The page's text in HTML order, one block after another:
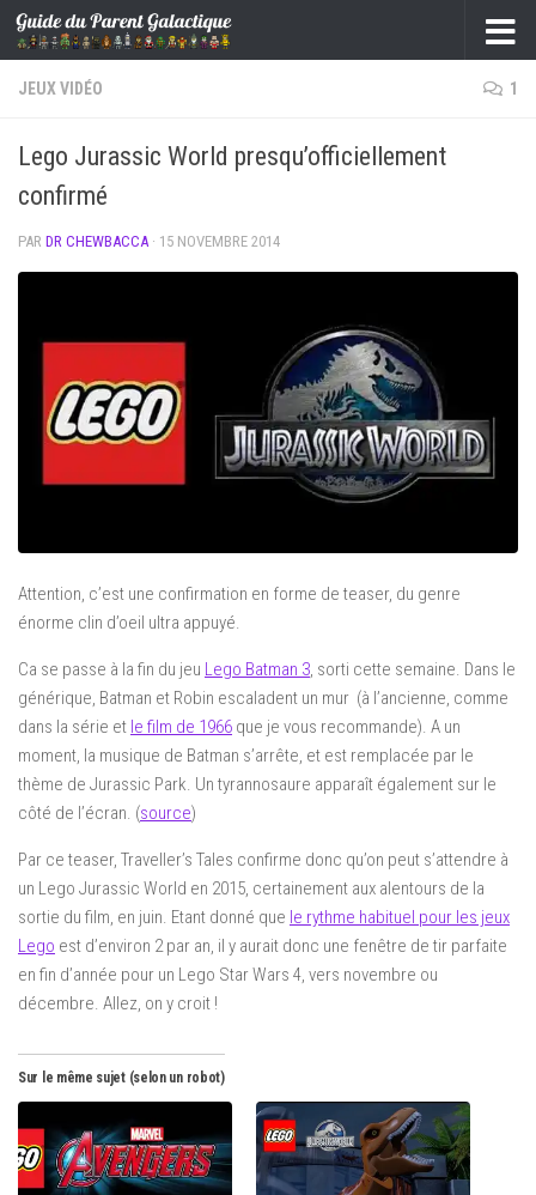
Skip to content
JEUX VIDÉO 1
Lego Jurassic World presqu’officiellement
confirmé
PAR DR CHEWBACCA · 15 NOVEMBRE 2014
Attention, c’est une confirmation en forme de teaser, du genre
énorme clin d’oeil ultra appuyé.
Ca se passe à la fin du jeu Lego Batman 3, sorti cette semaine. Dans le
générique, Batman et Robin escaladent un mur (à l’ancienne, comme
dans la série et le film de 1966 que je vous recommande). A un
moment, la musique de Batman s’arrête, et est remplacée par le
thème de Jurassic Park. Un tyrannosaure apparaît également sur le
côté de l’écran. (source)
Par ce teaser, Traveller’s Tales confirme donc qu’on peut s’attendre à
un Lego Jurassic World en 2015, certainement aux alentours de la
sortie du film, en juin. Etant donné que le rythme habituel pour les jeux
Lego est d’environ 2 par an, il y aurait donc une fenêtre de tir parfaite
en fin d’année pour un Lego Star Wars 4, vers novembre ou
décembre. Allez, on y croit !
Sur le même sujet (selon un robot)